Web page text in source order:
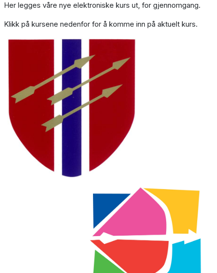
Her legges våre nye elektroniske kurs ut, for gjennomgang.
Klikk på kursene nedenfor for å komme inn på aktuelt kurs.